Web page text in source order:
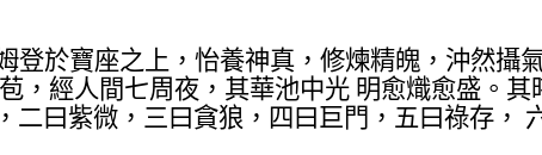
於寶座之上，怡養神真，修煉精魄，沖然攝
，經人間七周夜，其華池中光 明愈熾愈盛。
曰紫微，三曰貪狼，四曰巨門，五曰祿存，